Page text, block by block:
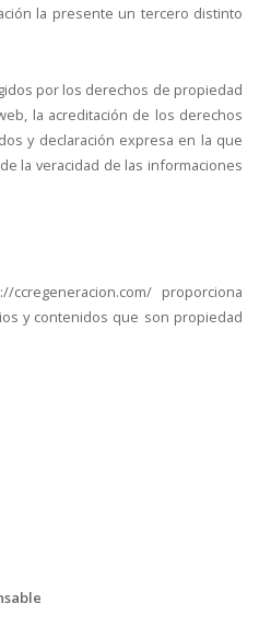
la presente un tercero distinto
por los derechos de propiedad
la acreditación de los derechos
y declaración expresa en la que
la veracidad de las informaciones
proporciona
y contenidos que son propiedad